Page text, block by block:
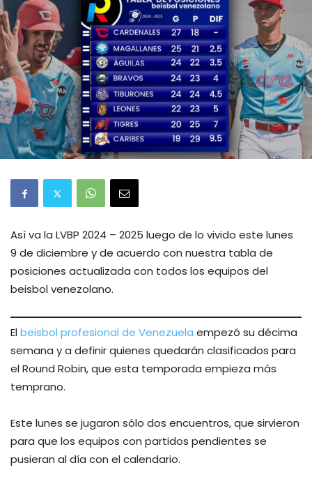
Así va la LVBP 2024 – 2025 luego de lo vivido este lunes
9 de diciembre y de acuerdo con nuestra tabla de
posiciones actualizada con todos los equipos del
beisbol venezolano.
Elbeisbol profesional de Venezuela empezó su décima
semana y a definir quienes quedarán clasificados para
el Round Robin, que esta temporada empieza más
temprano.
Este lunes se jugaron sólo dos encuentros, que sirvieron
para que los equipos con partidos pendientes se
pusieran al día con el calendario.